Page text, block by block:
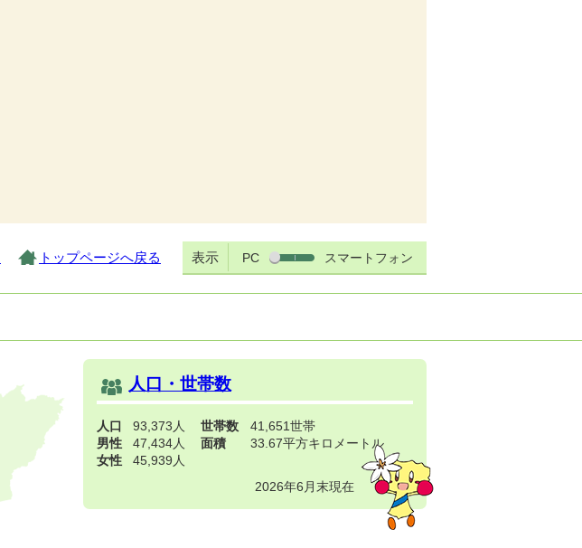
トップページへ戻る 表示 PC スマートフォン
人口・世帯数
人口
93,373人
男性
47,434人
女性
45,939人
世帯数
41,651世帯
面積
33.67平方キロメートル
2026年6月末現在